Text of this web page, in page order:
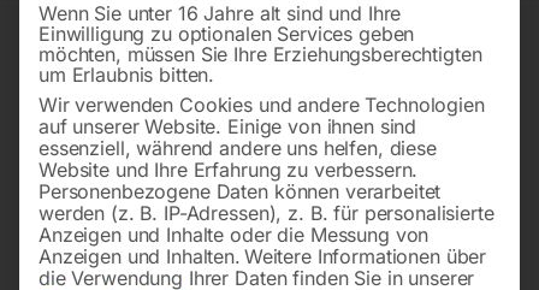
Wenn Sie unter 16 Jahre alt sind und Ihre
Einwilligung zu optionalen Services geben
möchten, müssen Sie Ihre Erziehungsberechtigten
um Erlaubnis bitten.
Wir verwenden Cookies und andere Technologien
auf unserer Website. Einige von ihnen sind
essenziell, während andere uns helfen, diese
Website und Ihre Erfahrung zu verbessern.
Personenbezogene Daten können verarbeitet
werden (z. B. IP-Adressen), z. B. für personalisierte
Anzeigen und Inhalte oder die Messung von
Anzeigen und Inhalten. Weitere Informationen über
die Verwendung Ihrer Daten finden Sie in unserer